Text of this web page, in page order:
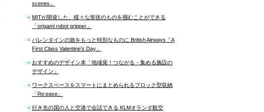
scenes」
MITが開発した、様々な形状のものを掴むことができる
「origami robot gripper」
バレンタインの旅をもっと特別なものに British Airways「A
First Class Valentine’s Day」
おすすめのデザイン本「地域発！つながる・集める施設の
デザイン」
ワークスペースをスマートにまとめられるブロック型収納
「Re:ease」
行き先の国の人と空港で会話できる KLMオランダ航空